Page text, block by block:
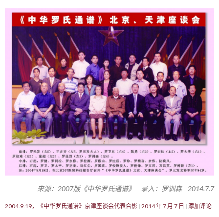
来源：2007版《中华罗氏通谱》 录入：罗训森 2014.7.7
2004.9.19，《中华罗氏通谱》京津座谈会代表合影 2014 年 7 月 7 日 添加评论